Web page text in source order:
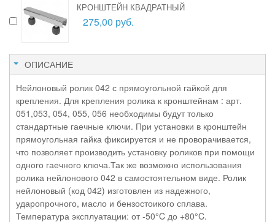
КРОНШТЕЙН КВАДРАТНЫЙ
275,00 руб.
ОПИСАНИЕ
Нейлоновый ролик 042 с прямоугольной гайкой для
крепления. Для крепления ролика к кронштейнам : арт.
051,053, 054, 055, 056 необходимы будут только
стандартные гаечные ключи. При установки в кронштейн
прямоугольная гайка фиксируется и не проворачивается,
что позволяет производить установку роликов при помощи
одного гаечного ключа.Так же возможно использования
ролика нейлонового 042 в самостоятельном виде. Ролик
нейлоновый (код 042) изготовлен из надежного,
ударопрочного, масло и бензостоикого сплава.
Температура эксплуатации: от -50°C до +80°C.